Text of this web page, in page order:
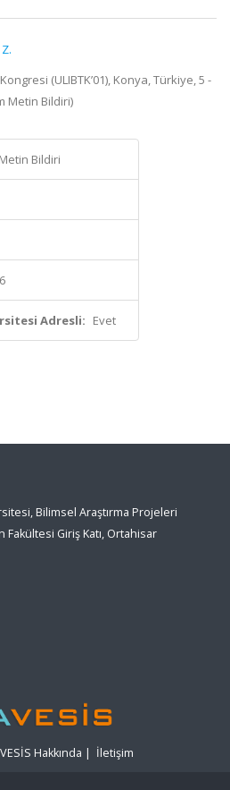
(ULIBTK’01), Konya, Türkiye, 5 -
Metin Bildiri)
Bildiri
Adresli: Evet
Bilimsel Araştırma Projeleri
Giriş Katı, Ortahisar
Hakkında | İletişim